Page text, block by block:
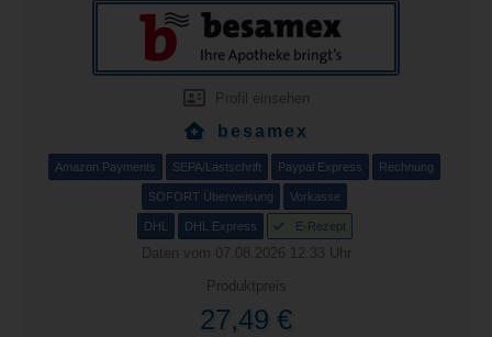
Profil einsehen
besamex
Amazon Payments SEPA/Lastschrift Paypal Express Rechnung
SOFORT Überweisung Vorkasse
DHL DHL Express E-Rezept
Daten vom 07.08.2026 12:33 Uhr
Produktpreis
27,49 €